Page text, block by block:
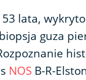
lata,
guza
NOS B-R-